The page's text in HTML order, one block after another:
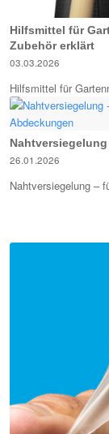
Hilfsmittel für
Zubehör erklärt
03.03.2026
Hilfsmittel für
26.01.2026
Nahtversiegelung –